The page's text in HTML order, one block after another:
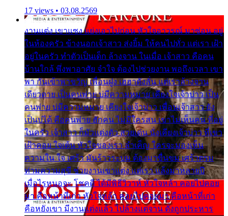
17 views • 03.08.2569
งานแต่ง เขาแซง แย่งเอาไปก่อน หัวใจอาวรณ์ มาซ่อน อยู่
ในห้องครัว ข้างนอกเจ้าสาว ส่งยิ้ม ให้คนไปทั่ว แต่เรา เฝ้า
อยู่ในครัว ทำตัวเป็นเด็ก ล้างจาน ในเมื่อ เจ้าสาว คือคน
บ้านใกล้ พึ่งพาอาศัย จำใจ ต้องไปช่วยงาน พอถึงเวลา เขา
พา กันเข้าพาขวัญ เพื่อนฝูง เฮฮาดังลั่น แต่เราล้างจาน
เดียวดาย เป็นคนพ่าย บ่มีความหมาย เคียงใจเจ้าบ่าว เป็น
คนพ่าย บ่มีความหมาย เคียงใจเจ้าบ่าว เพื่อนเจ้าสาว ยัง
เป็นบ่ได้ คือคนพ่าย ฮักคน ไม่มีใครสน เขาไม่เห็นคน ที่อยู่
ในครัว เจ้าสาว ก็มัวแต่งตัว สวยเด่น นั่งเคียงเจ้าบ่าว ที่เขา
เฝ้าคอย ใจเต้น หัวใจของเรา ลำเค็ญ ใครจะมองเห็น
ความใน ใจ เศร้า มันร้าวระบม ต้องมาขื่นขม เศร้าตรม
ท่ามความสุขี ช่วยงานเขาแต่ง แต่เรา แล้งมาหลายปี
เมื่อไรหนอจะ โชคดี ได้มีพิธีวิวาห์ หัวใจหล้า คอยไปคอย
มา คือหน้าที่เก่า หัวใจหล้า คอยไปคอยมา คือหน้าที่เก่า
คือหยังเขา มีงานแต่งแล้ว ไปล้างแต่จาน ดั่งถูกประหาร